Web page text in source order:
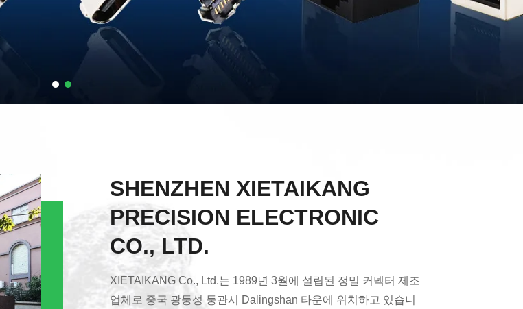
SHENZHEN XIETAIKANG
PRECISION ELECTRONIC
CO., LTD.
XIETAIKANG Co., Ltd.는 1989년 3월에 설립된 정밀 커넥터 제조
업체로 중국 광둥성 둥관시 Dalingshan 타운에 위치하고 있습니